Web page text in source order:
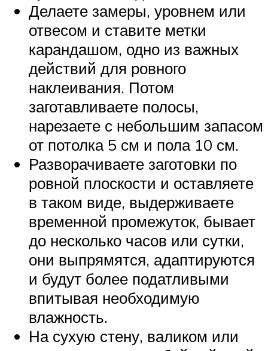
Делаете замеры, уровнем или
отвесом и ставите метки
карандашом, одно из важных
действий для ровного
наклеивания. Потом
заготавливаете полосы,
нарезаете с небольшим запасом
от потолка 5 см и пола 10 см.
Разворачиваете заготовки по
ровной плоскости и оставляете
в таком виде, выдерживаете
временной промежуток, бывает
до несколько часов или сутки,
они выпрямятся, адаптируются
и будут более податливыми
впитывая необходимую
влажность.
На сухую стену, валиком или